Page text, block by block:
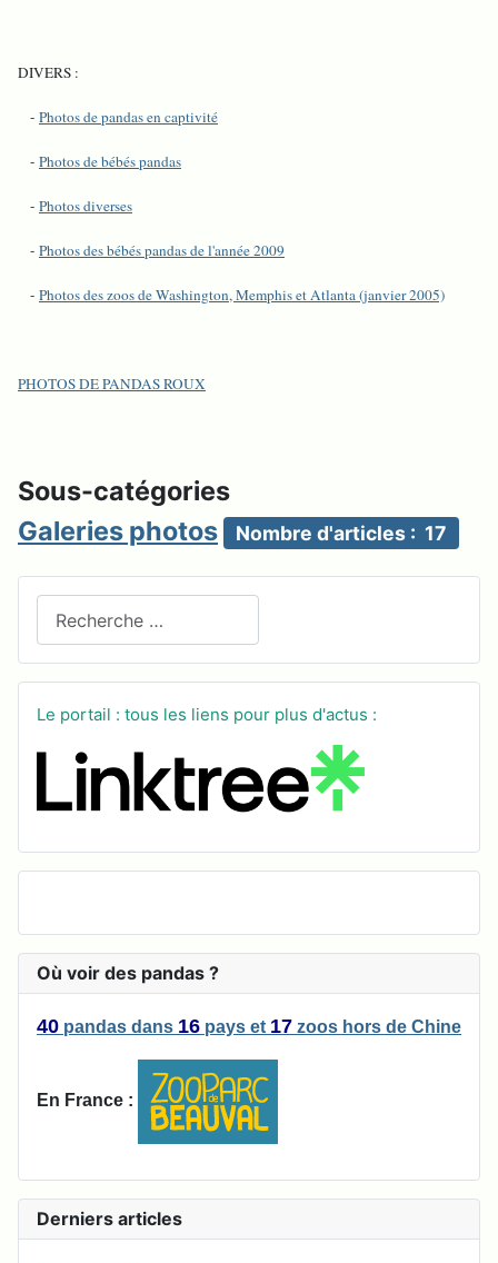
Le portail : tous les liens pour plus d'actus :
Où voir des pandas ?
40 pandas dans 16 pays et 17 zoos hors de Chine
En France :
Derniers articles
DIVERS :
- Photos de pandas en captivité
- Photos de bébés pandas
- Photos diverses
- Photos des bébés pandas de l'année 2009
- Photos des zoos de Washington, Memphis et Atlanta (janvier 2005)
PHOTOS DE PANDAS ROUX
Sous-catégories
Galeries photos
Nombre d'articles : 17